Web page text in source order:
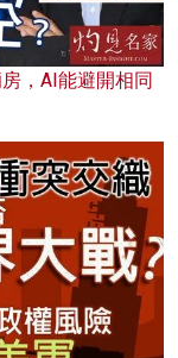
，AI能避開相同